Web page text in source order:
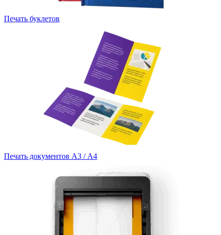
Печать буклетов
Печать документов А3 / А4